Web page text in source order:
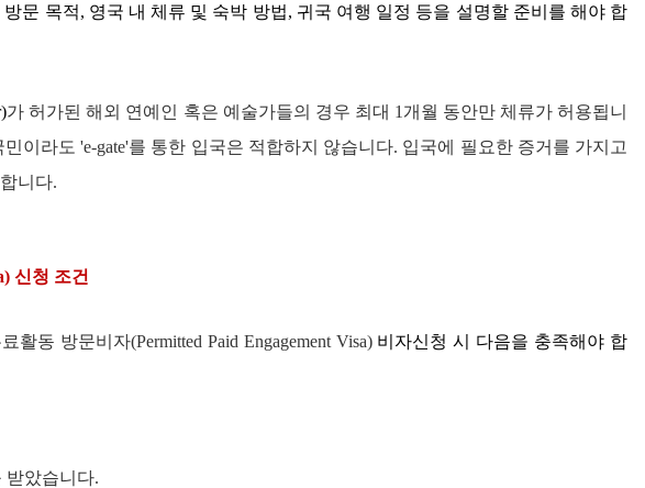
방문 목적, 영국 내 체류 및 숙박 방법, 귀국 여행 일정 등을 설명할 준비를 해야 합
가 허가된 해외 연예인 혹은 예술가들의 경우 최대 1 개월 동안만 체류가 허용됩니
이라도 'e-gate'를 통한 입국은 적합하지 않습니다. 입국에 필요한 증거를 가지고
니다.
신청 조건
료활동 방문비자(Permitted Paid Engagement Visa) 비자신청 시 다음을 충족해야 합
받았습니다.